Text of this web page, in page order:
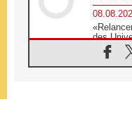
des
Signis